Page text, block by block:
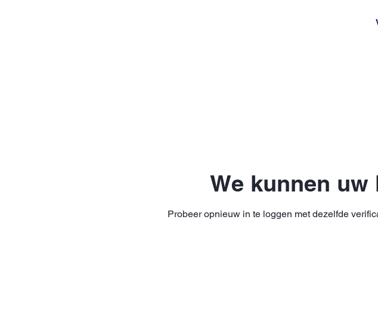
We kunnen
Probeer opnieuw in te loggen met dezelfde